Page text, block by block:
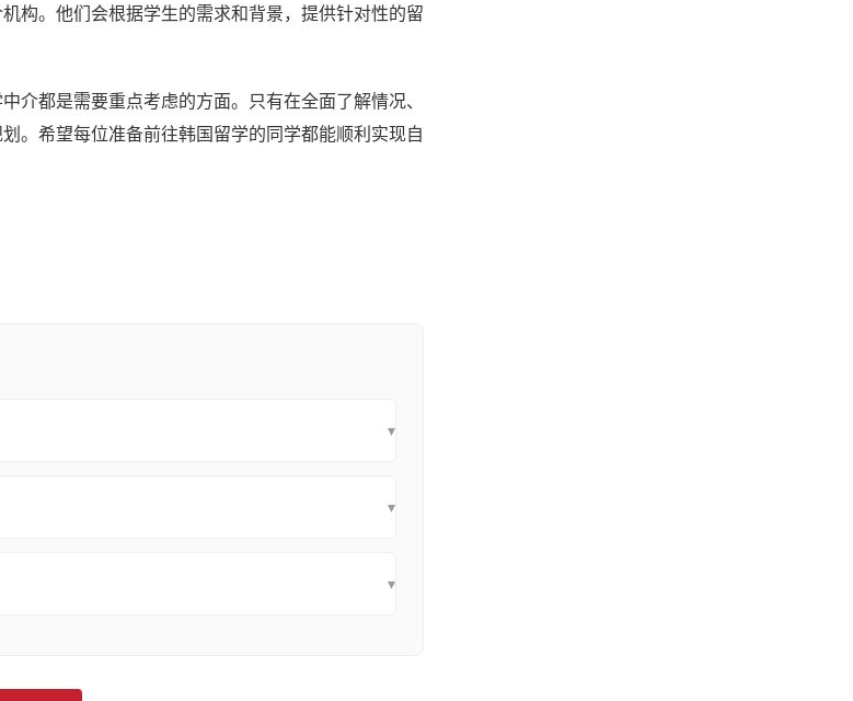
构。他们会根据学生的需求和背景，提供针对性的留
介都是需要重点考虑的方面。只有在全面了解情况、
。希望每位准备前往韩国留学的同学都能顺利实现自
▾
▾
▾